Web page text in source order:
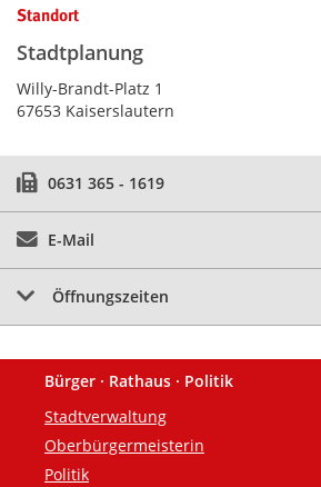
Standort
Stadtplanung
Willy-Brandt-Platz 1
67653 Kaiserslautern
0631 365 - 1619
E-Mail
Öffnungszeiten
Fußzeile
Bürger · Rathaus · Politik
Stadtverwaltung
Oberbürgermeisterin
Politik